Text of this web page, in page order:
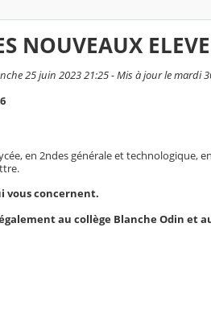
NOUVEAUX
25 juin 2023 21:25 - Mis à jour le mardi
en 2ndes générale et technologique,
vous concernent.
au collège Blanche Odin et